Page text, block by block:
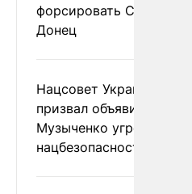
форсировать
Донец
Нацсовет Украины по
призвал объявить
Музыченко угрозой
нацбезопасности